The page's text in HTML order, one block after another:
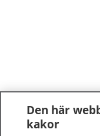
Den här
kakor